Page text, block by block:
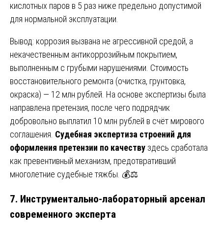
кислотных паров в 5 раз ниже предельно допустимой
для нормальной эксплуатации.
Вывод: коррозия вызвана не агрессивной средой, а
некачественным антикоррозийным покрытием,
выполненным с грубыми нарушениями. Стоимость
восстановительного ремонта (очистка, грунтовка,
окраска) — 12 млн рублей. На основе экспертизы была
направлена претензия, после чего подрядчик
добровольно выплатил 10 млн рублей в счёт мирового
соглашения. Судебная экспертиза строений для
оформления претензии по качеству здесь сработала
как превентивный механизм, предотвративший
многолетние судебные тяжбы. 💰⚖️
7. Инструментально-лабораторный арсенал
современного эксперта